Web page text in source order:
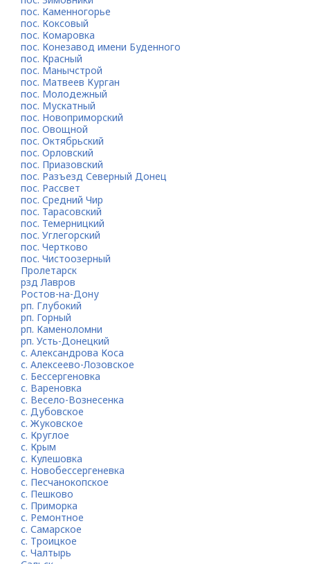
пос. Каменногорье
пос. Коксовый
пос. Комаровка
пос. Конезавод имени Буденного
пос. Красный
пос. Манычстрой
пос. Матвеев Курган
пос. Молодежный
пос. Мускатный
пос. Новоприморский
пос. Овощной
пос. Октябрьский
пос. Орловский
пос. Приазовский
пос. Разъезд Северный Донец
пос. Рассвет
пос. Средний Чир
пос. Тарасовский
пос. Темерницкий
пос. Углегорский
пос. Чертково
пос. Чистоозерный
Пролетарск
рзд Лавров
Ростов-на-Дону
рп. Глубокий
рп. Горный
рп. Каменоломни
рп. Усть-Донецкий
с. Александрова Коса
с. Алексеево-Лозовское
с. Бессергеновка
с. Вареновка
с. Весело-Вознесенка
с. Дубовское
с. Жуковское
с. Круглое
с. Крым
с. Кулешовка
с. Новобессергеневка
с. Песчанокопское
с. Пешково
с. Приморка
с. Ремонтное
с. Самарское
с. Троицкое
с. Чалтырь